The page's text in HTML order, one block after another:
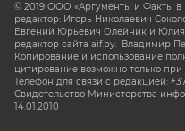
© 2019 ООО «Аргументы и Факты в
редактор: Игорь Николаевич
Евгений Юрьевич Олейник и
редактор сайта aif.by: Владимир
Копирование и использование
цитирование возможно только
Телефон для связи с редакцией:
Свидетельство Министерства
14.01.2010